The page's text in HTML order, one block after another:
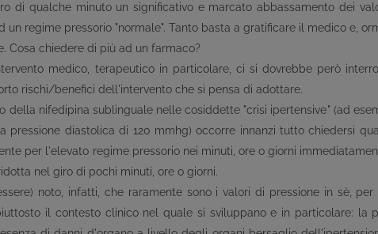
di qualche minuto un significativo e marcato abbassamento dei
un regime pressorio "normale". Tanto basta a gratificare il medico e,
Cosa chiedere di più ad un farmaco?
medico, terapeutico in particolare, ci si dovrebbe però
rischi/benefici dell'intervento che si pensa di adottare.
della nifedipina sublinguale nelle cosiddette "crisi ipertensive" (ad
pressione diastolica di 120 mmhg) occorre innanzi tutto chiedersi
per l'elevato regime pressorio nei minuti, ore o giorni
nel giro di pochi minuti, ore o giorni.
noto, infatti, che raramente sono i valori di pressione in sè,
il contesto clinico nel quale si sviluppano e in particolare: la